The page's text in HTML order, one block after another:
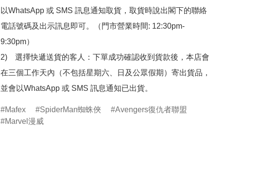
以WhatsApp 或 SMS 訊息通知取貨，取貨時說出閣下的聯絡
電話號碼及出示訊息即可。（門市營業時間: 12:30pm-
9:30pm）
2)　選擇快遞送貨的客人：下單成功確認收到貨款後，本店會
在三個工作天內（不包括星期六、日及公眾假期）寄出貨品，
並會以WhatsApp 或 SMS 訊息通知已出貨。
Mafex SpiderMan蜘蛛俠
Avengers復仇者聯盟
Marvel漫威